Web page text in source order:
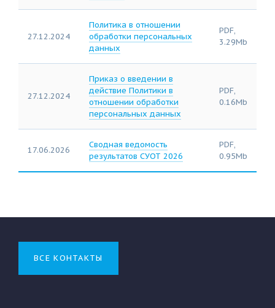
27.12.2024
Политика в отношении
обработки персональных
данных
PDF,
3.29Mb
27.12.2024
Приказ о введении в
действие Политики в
отношении обработки
персональных данных
PDF,
0.16Mb
17.06.2026
Сводная ведомость
результатов СУОТ 2026
PDF,
0.95Mb
ВСЕ КОНТАКТЫ